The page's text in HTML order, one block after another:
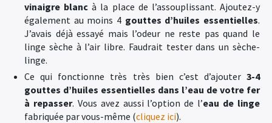
vinaigre blanc à la place de l’assouplissant. Ajoutez-y
également au moins 4 gouttes d’huiles essentielles.
J’avais déjà essayé mais l’odeur ne reste pas quand le
linge sèche à l’air libre. Faudrait tester dans un sèche-
linge.
Ce qui fonctionne très très bien c’est d’ajouter 3-4
gouttes d’huiles essentielles dans l’eau de votre fer
à repasser. Vous avez aussi l’option de l’eau de linge
fabriquée par vous-même (cliquez ici).